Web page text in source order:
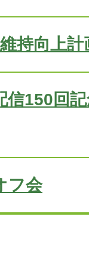
持向上計
信150回
フ会